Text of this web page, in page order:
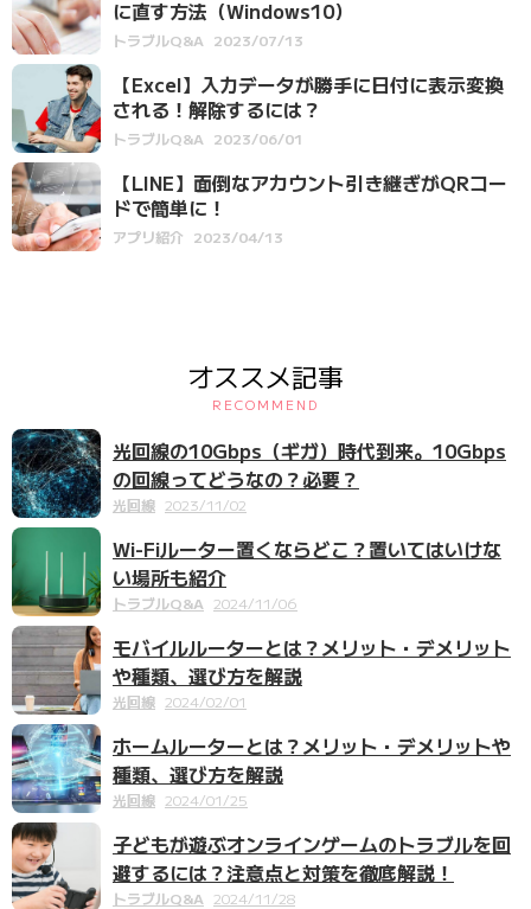
に直す方法（Windows10）
トラブルQ&A 2023/07/13
【Excel】入力データが勝手に日付に表示変換
される！解除するには？
トラブルQ&A 2023/06/01
【LINE】面倒なアカウント引き継ぎがQRコー
ドで簡単に！
アプリ紹介 2023/04/13
オススメ記事
RECOMMEND
光回線の10Gbps（ギガ）時代到来。10Gbps
の回線ってどうなの？必要？
光回線 2023/11/02
Wi-Fiルーター置くならどこ？置いてはいけな
い場所も紹介
トラブルQ&A 2024/11/06
モバイルルーターとは？メリット・デメリット
や種類、選び方を解説
光回線 2024/02/01
ホームルーターとは？メリット・デメリットや
種類、選び方を解説
光回線 2024/01/25
子どもが遊ぶオンラインゲームのトラブルを回
避するには？注意点と対策を徹底解説！
トラブルQ&A 2024/11/28